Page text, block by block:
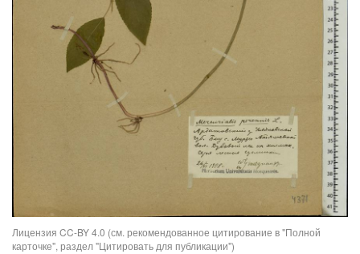
Лицензия CC-BY 4.0 (см. рекомендованное цитирование в "Полной
карточке", раздел "Цитировать для публикации")